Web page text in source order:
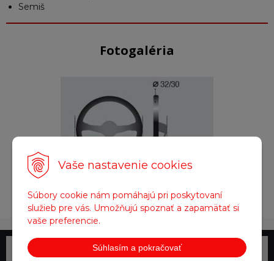
Vaše nastavenie cookies
Súbory cookie nám pomáhajú pri poskytovaní
služieb pre vás. Umožňujú spoznať a zapamätať si
vaše preferencie.
Súhlasím a pokračovať
Semiš
Fotogaléria
Obrázok (1)
Telefonické objednávky